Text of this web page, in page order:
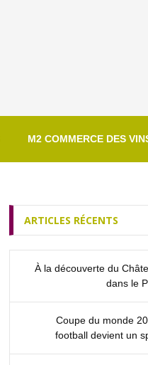
M2 COMMERCE DES
ARTICLES RÉCENTS
À la découverte du
dans le
Coupe du monde
football devient un